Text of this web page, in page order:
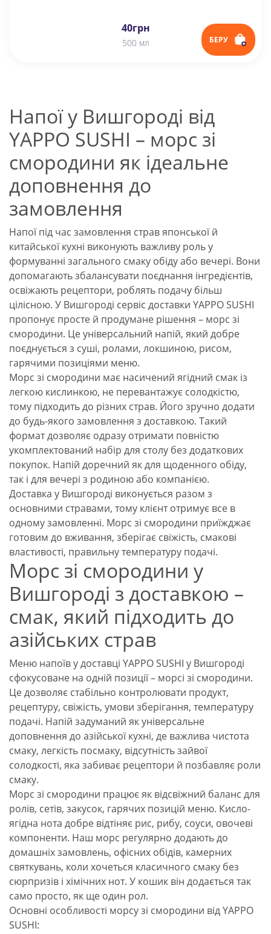
40грн
500 мл БЕРУ
Напої у Вишгороді від
YAPPO SUSHI – морс зі
смородини як ідеальне
доповнення до
замовлення
Напої під час замовлення страв японської й
китайської кухні виконують важливу роль у
формуванні загального смаку обіду або вечері. Вони
допомагають збалансувати поєднання інгредієнтів,
освіжають рецептори, роблять подачу більш
цілісною. У Вишгороді сервіс доставки YAPPO SUSHI
пропонує просте й продумане рішення – морс зі
смородини. Це універсальний напій, який добре
поєднується з суші, ролами, локшиною, рисом,
гарячими позиціями меню.
Морс зі смородини має насичений ягідний смак із
легкою кислинкою, не перевантажує солодкістю,
тому підходить до різних страв. Його зручно додати
до будь-якого замовлення з доставкою. Такий
формат дозволяє одразу отримати повністю
укомплектований набір для столу без додаткових
покупок. Напій доречний як для щоденного обіду,
так і для вечері з родиною або компанією.
Доставка у Вишгороді виконується разом з
основними стравами, тому клієнт отримує все в
одному замовленні. Морс зі смородини приїжджає
готовим до вживання, зберігає свіжість, смакові
властивості, правильну температуру подачі.
Морс зі смородини у
Вишгороді з доставкою –
смак, який підходить до
азійських страв
Меню напоїв у доставці YAPPO SUSHI у Вишгороді
сфокусоване на одній позиції – морсі зі смородини.
Це дозволяє стабільно контролювати продукт,
рецептуру, свіжість, умови зберігання, температуру
подачі. Напій задуманий як універсальне
доповнення до азійської кухні, де важлива чистота
смаку, легкість посмаку, відсутність зайвої
солодкості, яка забиває рецептори й позбавляє роли
смаку.
Морс зі смородини працює як відсвіжний баланс для
ролів, сетів, закусок, гарячих позицій меню. Кисло-
ягідна нота добре відтіняє рис, рибу, соуси, овочеві
компоненти. Наш морс регулярно додають до
домашніх замовлень, офісних обідів, камерних
святкувань, коли хочеться класичного смаку без
сюрпризів і хімічних нот. У кошик він додається так
само просто, як ще один рол.
Основні особливості морсу зі смородини від YAPPO
SUSHI: